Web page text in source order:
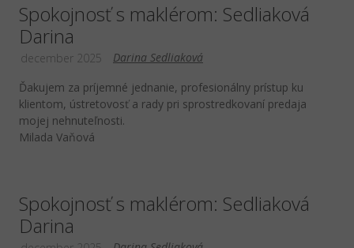
Spokojnosť s maklérom: Sedliaková
Darina
Darina Sedliaková
december 2025
Ďakujem za príjemné jednanie, profesionálny prístup ku
klientom, ústretovosť a rady pri sprostredkovaní predaja
mojej nehnuteľnosti.
Milada Vaňová
Spokojnosť s maklérom: Sedliaková
Darina